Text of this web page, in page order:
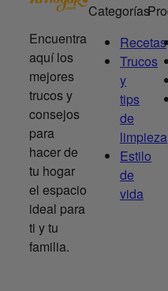
Encuentra
aquí los
mejores
trucos y
consejos
para
hacer de
tu hogar
el espacio
ideal para
ti y tu
familia.
Categorías
Recetas
Trucos
y
tips
de
limpieza
Estilo
de
vida